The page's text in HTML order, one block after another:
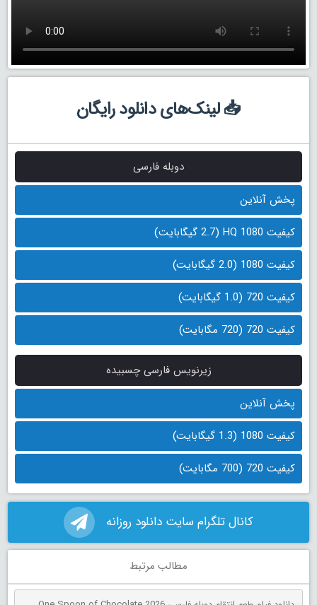
📥 لینک‌های دانلود رایگان
دوبله فارسی
پخش آنلاین
کیفیت 1080 HQ (2.7 گیگابایت)
کیفیت 1080 (2.0 گیگابایت)
کیفیت 720 (1.0 گیگابایت)
کیفیت 720 (720 مگابایت)
زیرنویس فارسی چسبیده
پخش آنلاین
کیفیت 1080 (1.3 گیگابایت)
کیفیت 720 (700 مگابایت)
کانال تلگرام سایت دانلود روزانه
مطالب مرتبط